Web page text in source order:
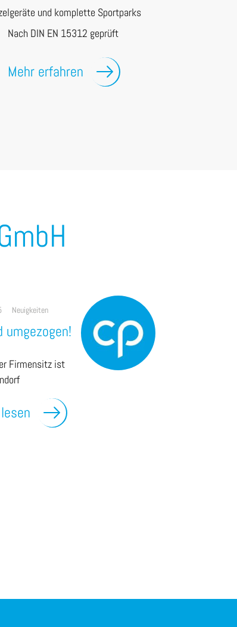
und komplette Sportparks
Nach DIN EN 15312 geprüft
Mehr erfahren
Neuigkeiten
umgezogen!
Firmensitz ist